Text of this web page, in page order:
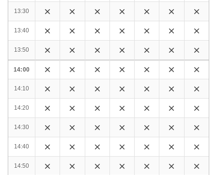
13:30
13:40
13:50
14:00
14:10
14:20
14:30
14:40
14:50